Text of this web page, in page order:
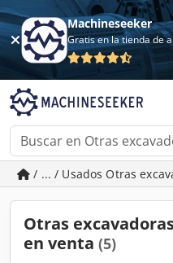
Machineseeker
/ ... / Usados Otras
Otras
en venta (5)